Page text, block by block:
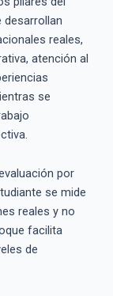
desarrollan
reales,
atención al
se
por
se mide
reales y no
facilita
de